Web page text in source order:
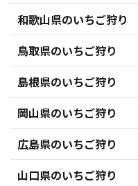
和歌山県のいちご狩り
鳥取県のいちご狩り
島根県のいちご狩り
岡山県のいちご狩り
広島県のいちご狩り
山口県のいちご狩り